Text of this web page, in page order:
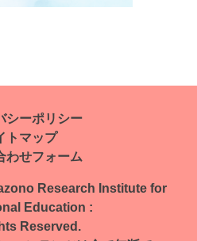
シーポリシー
トマップ
わせフォーム
Research Institute for
Education :
Reserved.